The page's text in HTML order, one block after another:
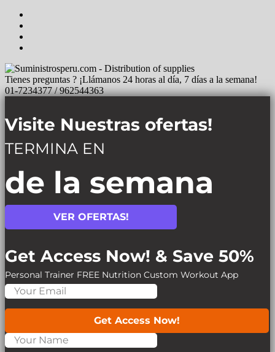
Tienes preguntas ? ¡Llámanos 24 horas al día, 7 días a la semana!
01-7234377 / 962544363
Visite Nuestras ofertas!
TERMINA EN
de la semana
VER OFERTAS!
Get Access Now! & Save 50%
Personal Trainer FREE Nutrition Custom Workout App
Get Access Now!